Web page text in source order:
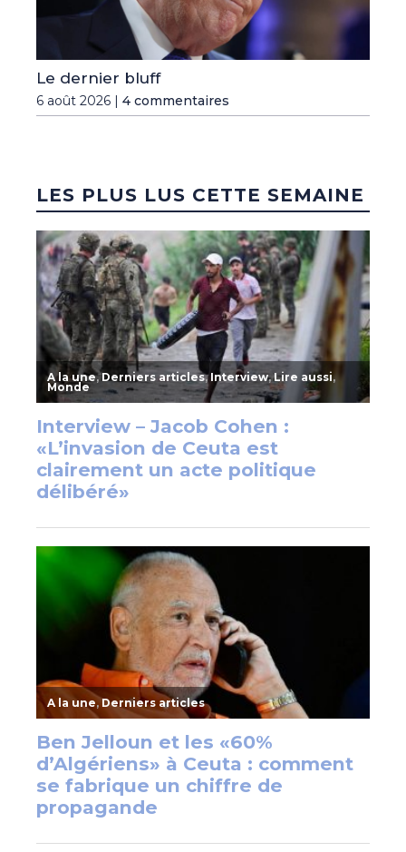
Le dernier bluff
6 août 2026 | 4 commentaires
LES PLUS LUS CETTE SEMAINE